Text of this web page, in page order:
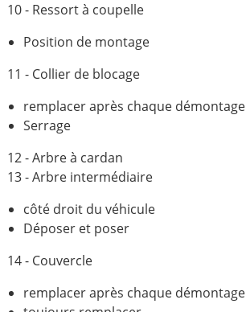
10 - Ressort à coupelle
Position de montage
11 - Collier de blocage
remplacer après chaque démontage
Serrage
12 - Arbre à cardan
13 - Arbre intermédiaire
côté droit du véhicule
Déposer et poser
14 - Couvercle
remplacer après chaque démontage